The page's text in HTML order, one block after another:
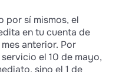
por sí mismos, el
en tu cuenta de
anterior. Por
el 10 de mayo,
sino el 1 de